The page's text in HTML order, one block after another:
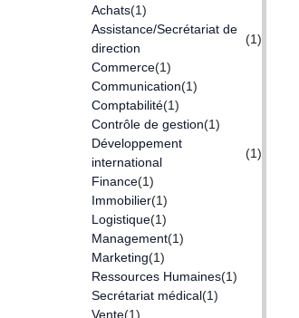
Achats(1)
Assistance/Secrétariat de
direction
(1)
Commerce(1)
Communication(1)
Comptabilité(1)
Contrôle de gestion(1)
Développement
international
(1)
Finance(1)
Immobilier(1)
Logistique(1)
Management(1)
Marketing(1)
Ressources Humaines(1)
Secrétariat médical(1)
Vente(1)